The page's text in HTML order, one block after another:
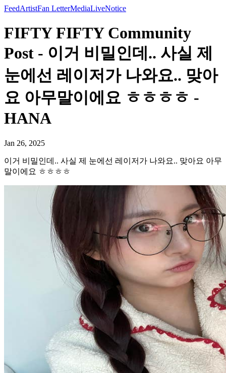
FeedArtistFan LetterMediaLiveNotice
FIFTY FIFTY Community
Post - 이거 비밀인데.. 사실 제
눈에선 레이저가 나와요.. 맞아
요 아무말이에요 ㅎㅎㅎㅎ -
HANA
Jan 26, 2025
이거 비밀인데.. 사실 제 눈에선 레이저가 나와요.. 맞아요 아무
말이에요 ㅎㅎㅎㅎ